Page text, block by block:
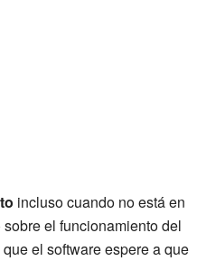
incluso cuando no está en
el funcionamiento del
el software espere a que